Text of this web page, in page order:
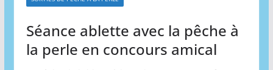
Séance ablette avec la pêche à
la perle en concours amical